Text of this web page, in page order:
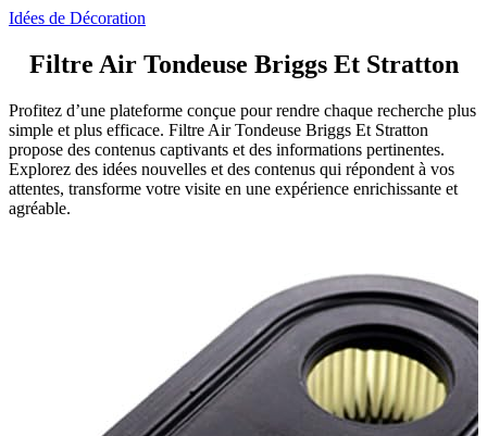
Idées de Décoration
Filtre Air Tondeuse Briggs Et Stratton
Profitez d’une plateforme conçue pour rendre chaque recherche plus
simple et plus efficace. Filtre Air Tondeuse Briggs Et Stratton
propose des contenus captivants et des informations pertinentes.
Explorez des idées nouvelles et des contenus qui répondent à vos
attentes, transforme votre visite en une expérience enrichissante et
agréable.